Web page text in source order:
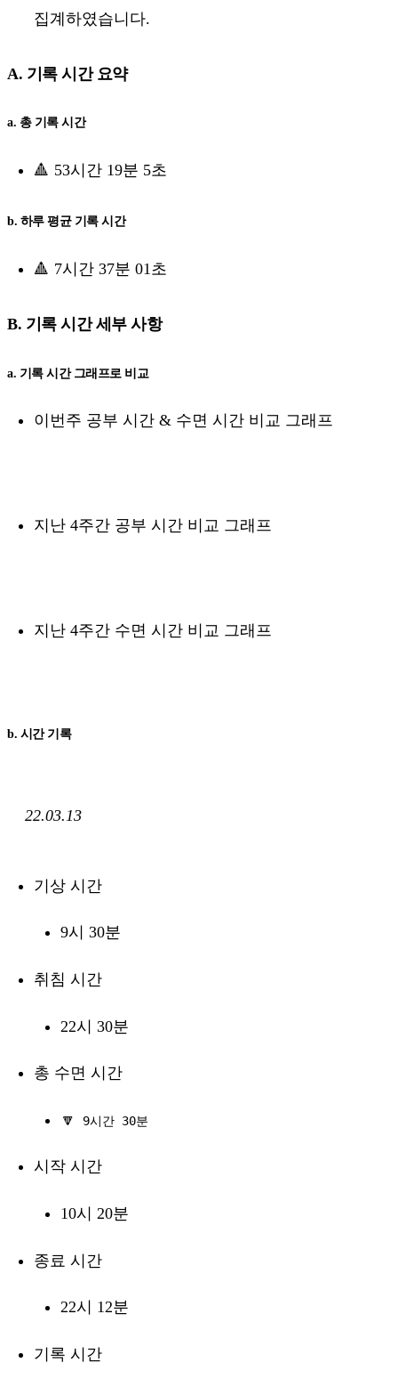
집계하였습니다.
A. 기록 시간 요약
a. 총 기록 시간
🔺 53시간 19분 5초
b. 하루 평균 기록 시간
🔺 7시간 37분 01초
B. 기록 시간 세부 사항
a. 기록 시간 그래프로 비교
이번주 공부 시간 & 수면 시간 비교 그래프
지난 4주간 공부 시간 비교 그래프
지난 4주간 수면 시간 비교 그래프
b. 시간 기록
22.03.13
기상 시간
9시 30분
취침 시간
22시 30분
총 수면 시간
🔽 9시간 30분
시작 시간
10시 20분
종료 시간
22시 12분
기록 시간